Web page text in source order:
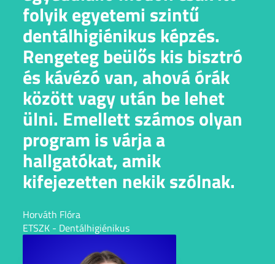
folyik egyetemi szintű
dentálhigiénikus képzés.
Rengeteg beülős kis bisztró
és kávézó van, ahová órák
között vagy után be lehet
ülni. Emellett számos olyan
program is várja a
hallgatókat, amik
kifejezetten nekik szólnak.
Horváth Flóra
ETSZK - Dentálhigiénikus